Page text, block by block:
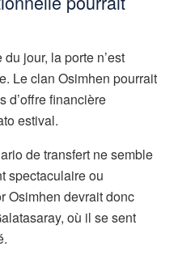
jour, la porte n’est
Le clan Osimhen pourrait
d’offre financière
estival.
de transfert ne semble
spectaculaire ou
Osimhen devrait donc
où il se sent